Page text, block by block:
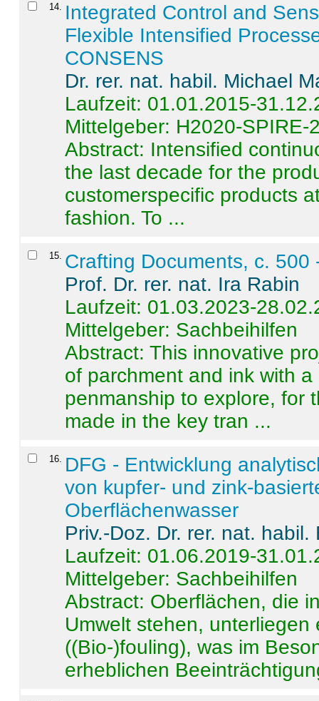
14
Integrated Control and
Flexible Intensified
CONSENS
Dr. rer. nat. habil. Michael
Laufzeit: 01.01.2015-
Mittelgeber: H2020-SPIRE-
Abstract: Intensified
the last decade for the
customerspecific products
fashion. To ...
15 Crafting Documents, c. 500
Prof. Dr. rer. nat. Ira Rabin
Laufzeit: 01.03.2023-
Mittelgeber: Sachbeihilfen
Abstract:This innovative
of parchment and ink with
penmanship to explore, for
made in the key tran ...
16
DFG - Entwicklung
von kupfer- und zink-
Oberflächenwasser
Priv.-Doz. Dr. rer. nat.
Laufzeit: 01.06.2019-
Mittelgeber: Sachbeihilfen
Abstract: Oberflächen, die
Umwelt stehen,
((Bio-)fouling), was im
erheblichen